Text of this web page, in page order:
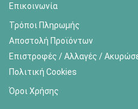
Επικοινωνία
Τρόποι Πληρωμής
Αποστολή Προϊόντων
Επιστροφές / Αλλαγές /
Πολιτική Cookies
Όροι Χρήσης